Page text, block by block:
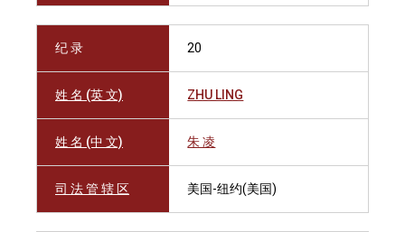
纪 录 20
姓 名 (英 文) ZHU LING
姓 名 (中 文) 朱 凌
司 法 管 辖 区 美国-纽约(美国)